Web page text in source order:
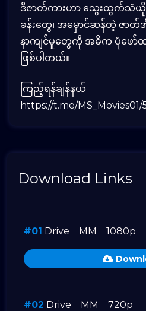
ဒီဇာတ်ကားဟာ သွေးထွက်သံ
ခန်းတွေ၊ အမှောင်ဆန်တဲ့ ဇာတ်အိ
နာကျင်မှုတွေကို အဓိက ပုံဖော်
ဖြစ်ပါတယ်။
ကြည့်ရန်ချန်နယ်
https://t.me/MS_Movies01/
Download Links
#01 Drive MM 1080p
#02 Drive MM 720p